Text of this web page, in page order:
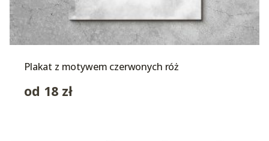
Plakat z motywem czerwonych róż
od 18 zł